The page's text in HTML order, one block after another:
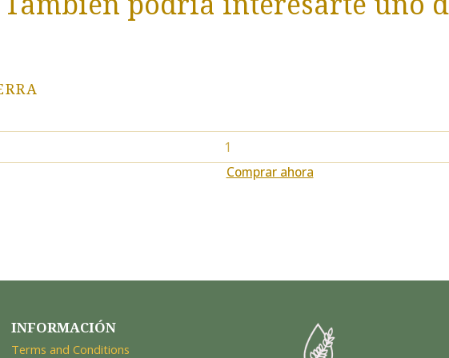
Comprar ahora
INFORMACIÓN
Terms and Conditions